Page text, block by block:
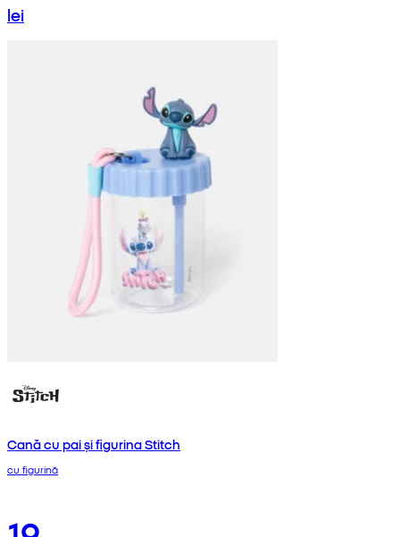
lei
Cană cu pai și figurina Stitch
cu figurină